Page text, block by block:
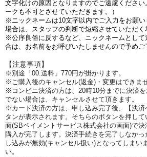
文字化けの原因となりますのでご遠慮くださ
ークも不可とさせていただきます。）
※ニックネームは10文字以内でご入力をお願
場合は、スタッフの判断で短縮させていただく
※公序良俗に反するなど、ニックネームとし
合は、お名前をお呼びいたしませんので予めご
【注意事項】
※別途「00.送料」770円が掛かります。
※ご購入後のキャンセル(返金)・変更はできませ
※コンビニ決済の方は、20時10分までに決済
でない場合は、キャンセルさせて頂きます。
※カード決済の方は、申し込み完了後、【決
タンが表示されます。そちらのボタンを押し
面(SBペイメントサービス株式会社の画面)で
購入が完了します。決済手続きを完了しなか
し込みが無効(キャンセル扱い)となってしまい
い。